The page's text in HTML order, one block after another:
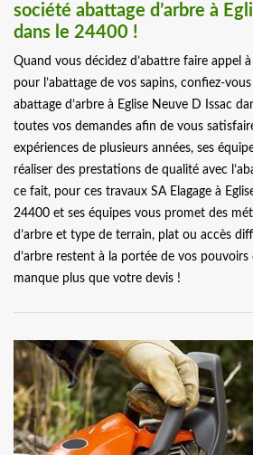
société abattage d’arbre à
dans le 24400 !
Quand vous décidez d’abattre faire appel
pour l’abattage de vos sapins, confiez-
abattage d’arbre à Eglise Neuve D Issac
toutes vos demandes afin de vous
expériences de plusieurs années, ses
réaliser des prestations de qualité avec
ce fait, pour ces travaux SA Elagage à
24400 et ses équipes vous promet des
d’arbre et type de terrain, plat ou accès
d’arbre restent à la portée de vos pouvoirs
manque plus que votre devis !